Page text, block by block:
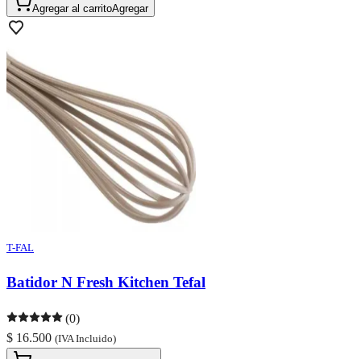
Agregar al carritoAgregar
T-FAL
Batidor N Fresh Kitchen Tefal
(0)
$ 16.500 (IVA Incluido)